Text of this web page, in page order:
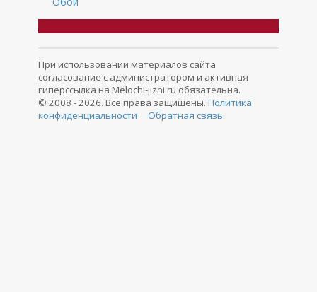
При использовании материалов сайта
согласование с администратором и активная
гиперссылка на Melochi-jizni.ru обязательна.
© 2008 - 2026. Все права защищены. Политика
конфиденциальности
Обратная связь